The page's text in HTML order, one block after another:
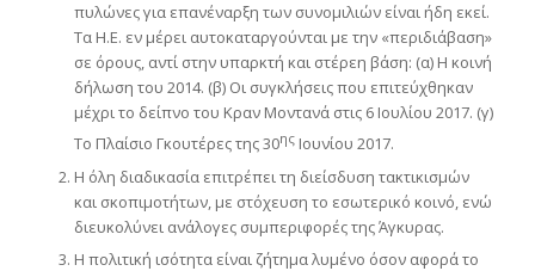
πυλώνες για επανέναρξη των συνομιλιών είναι ήδη εκεί.
Τα Η.Ε. εν μέρει αυτοκαταργούνται με την «περιδιάβαση»
σε όρους, αντί στην υπαρκτή και στέρεη βάση: (α) Η κοινή
δήλωση του 2014. (β) Οι συγκλήσεις που επιτεύχθηκαν
μέχρι το δείπνο του Κραν Μοντανά στις 6 Ιουλίου 2017. (γ)
Το Πλαίσιο Γκουτέρες της 30ηςΙουνίου 2017.
Η όλη διαδικασία επιτρέπει τη διείσδυση τακτικισμών
και σκοπιμοτήτων, με στόχευση το εσωτερικό κοινό, ενώ
διευκολύνει ανάλογες συμπεριφορές της Άγκυρας.
Η πολιτική ισότητα είναι ζήτημα λυμένο όσον αφορά το